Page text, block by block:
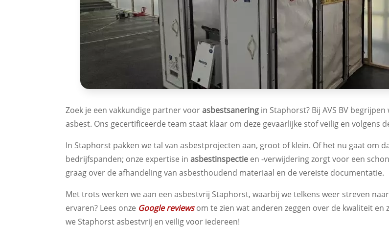
Zoek je een vakkundige partner voorasbestsanering in Staphorst? Bij AVS BV
asbest. Ons gecertificeerde team staat klaar om deze gevaarlijke stof veilig en volgens
In Staphorst pakken we tal van asbestprojecten aan, groot of klein. Of het nu gaat om
bedrijfspanden; onze expertise inasbestinspectie en -verwijdering zorgt voor een
graag over de afhandeling van asbesthoudend materiaal en de vereiste documentatie.
Met trots werken we aan een asbestvrij Staphorst, waarbij we telkens weer streven
ervaren? Lees onze Google reviewsom te zien wat anderen zeggen over de kwaliteit
we Staphorst asbestvrij en veilig voor iedereen!